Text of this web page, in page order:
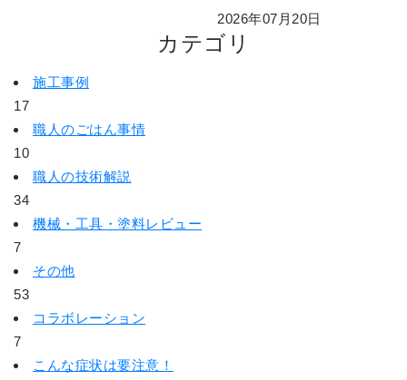
2026年07月20日
カテゴリ
施工事例
17
職人のごはん事情
10
職人の技術解説
34
機械・工具・塗料レビュー
7
その他
53
コラボレーション
7
こんな症状は要注意！